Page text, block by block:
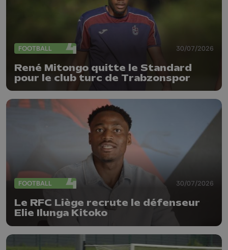
FOOTBALL 30/07/2026
René Mitongo quitte le Standard
pour le club turc de Trabzonspor
FOOTBALL 30/07/2026
Le RFC Liège recrute le défenseur
Elie Ilunga Kitoko